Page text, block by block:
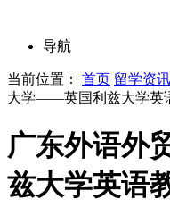
导航
当前位置： 首页 留学资
大学——英国利兹大学英
广东外语外
兹大学英语